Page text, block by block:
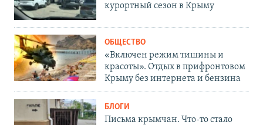
курортный сезон в Крыму
ОБЩЕСТВО
«Включен режим тишины и
красоты». Отдых в прифронтовом
Крыму без интернета и бензина
БЛОГИ
Письма крымчан. Что-то стало